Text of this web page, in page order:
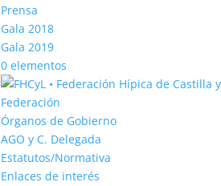
Prensa
Gala 2018
Gala 2019
0 elementos
Federación
Órganos de Gobierno
AGO y C. Delegada
Estatutos/Normativa
Enlaces de interés